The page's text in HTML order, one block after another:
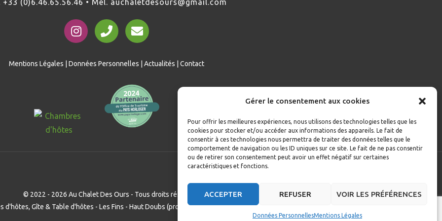
Gérer le consentement aux cookies
Pour offrir les meilleures expériences, nous utilisons des technologies telles que les
cookies pour stocker et/ou accéder aux informations des appareils. Le fait de
consentir à ces technologies nous permettra de traiter des données telles que le
comportement de navigation ou les ID uniques sur ce site. Le fait de ne pas consentir
ou de retirer son consentement peut avoir un effet négatif sur certaines
caractéristiques et fonctions.
ACCEPTER REFUSER VOIR LES PRÉFÉRENCES
Données PersonnellesMentions Légales
+33 (0)6.46.65.56.46 • Mél. auchaletdesours@gmail.com
Mentions Légales |Données Personnelles |Actualités |Contact
© 2022 - 2026 Au Chalet Des Ours - Tous droits réservés
d'hôtes, Gîte & Table d'hôtes - Les Fins - Haut Doubs (proche Morteau & Suisse)